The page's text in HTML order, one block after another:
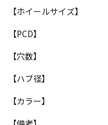
【ホイールサイズ】
【PCD】
【穴数】
【ハブ径】
【カラー】